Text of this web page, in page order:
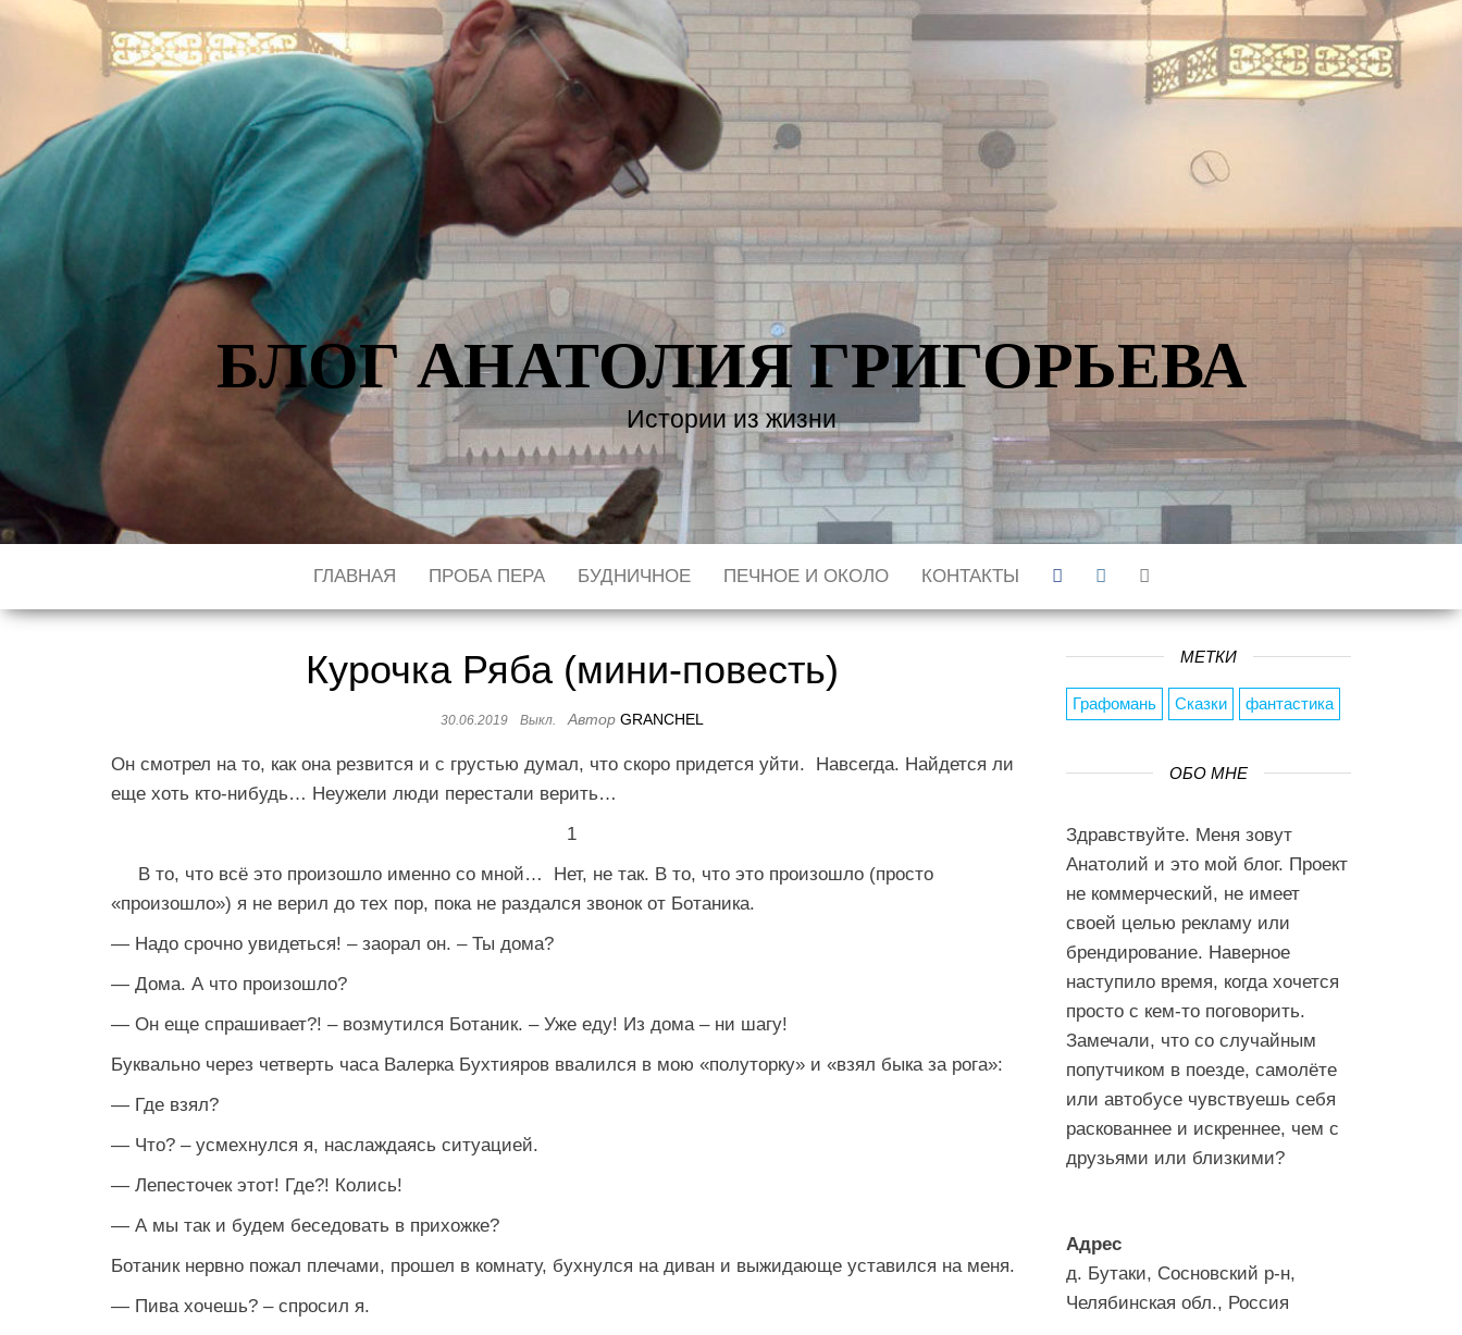
БЛОГ АНАТОЛИЯ ГРИГОРЬЕВА
Истории из жизни
ГЛАВНАЯ ПРОБА ПЕРА БУДНИЧНОЕ ПЕЧНОЕ И ОКОЛО КОНТАКТЫ
Курочка Ряба (мини-повесть)
30.06.2019 Выкл. Автор GRANCHEL
Он смотрел на то, как она резвится и с грустью думал, что скоро придется уйти. Навсегда. Найдется ли
еще хоть кто-нибудь… Неужели люди перестали верить…
1
В то, что всё это произошло именно со мной… Нет, не так. В то, что это произошло (просто
«произошло») я не верил до тех пор, пока не раздался звонок от Ботаника.
— Надо срочно увидеться! – заорал он. – Ты дома?
— Дома. А что произошло?
— Он еще спрашивает?! – возмутился Ботаник. – Уже еду! Из дома – ни шагу!
Буквально через четверть часа Валерка Бухтияров ввалился в мою «полуторку» и «взял быка за рога»:
— Где взял?
— Что? – усмехнулся я, наслаждаясь ситуацией.
— Лепесточек этот! Где?! Колись!
— А мы так и будем беседовать в прихожке?
Ботаник нервно пожал плечами, прошел в комнату, бухнулся на диван и выжидающе уставился на меня.
— Пива хочешь? – спросил я.
МЕТКИ
Графомань Сказки фантастика
ОБО МНЕ
Здравствуйте. Меня зовут
Анатолий и это мой блог. Проект
не коммерческий, не имеет
своей целью рекламу или
брендирование. Наверное
наступило время, когда хочется
просто с кем-то поговорить.
Замечали, что со случайным
попутчиком в поезде, самолёте
или автобусе чувствуешь себя
раскованнее и искреннее, чем с
друзьями или близкими?
Адрес
д. Бутаки, Сосновский р-н,
Челябинская обл., Россия